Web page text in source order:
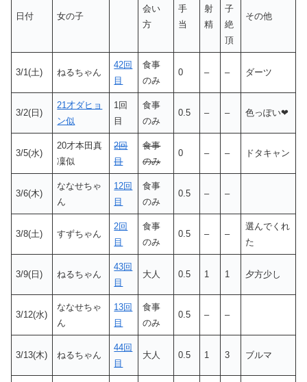
日付 女の子
会い
方
手
当
射
精
子
絶
頂
その他
3/1(土) ねるちゃん
42回
目
食事
のみ
0 – – ダーツ
3/2(日)
21才ダヒョ
ン似
1回
目
食事
のみ
0.5 – – 色っぽい❤
3/5(水)
20才本田真
凜似
2回
目
食事
のみ
0 – – ドタキャン
3/6(木)
ななせちゃ
ん
12回
目
食事
のみ
0.5 – –
3/8(土) すずちゃん
2回
目
食事
のみ
0.5 – –
選んでくれ
た
3/9(日) ねるちゃん
43回
目
大人 0.5 1 1 夕方少し
3/12(水)
ななせちゃ
ん
13回
目
食事
のみ
0.5 – –
3/13(木) ねるちゃん
44回
目
大人 0.5 1 3 ブルマ